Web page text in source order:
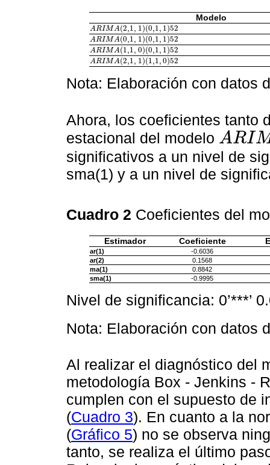
Modelo
ARIMA(2,1, 1)(0,1, 1)52
ARIMA(2,1,1)(0,1, 1)52
ARIMA(0,1, 1)(0,1, 1)52
ARIMA(0,1,1)(0,1, 1)52
ARIMA(1,1, 0)(0,1, 1)52
ARIMA(1,1, 0)(0,1, 1)52
ARIMA(2,1, 1)(1,1,0)52
ARIMA(2,1,1)(1,1, 0) 52
Nota: Elaboración con datos
Ahora, los coeficientes tanto
estacional del modelo ARI
ARIMA(2,1,1)(
significativos a un nivel de
sma(1) y a un nivel de
Cuadro 2 Coeficientes del
Estimador Coeficiente
ar(1)
-0.6036
ar(2)
0.1568
ma(1)
0.8842
sma(1)
-0.9995
Nivel de significancia: 0’***’
Nota: Elaboración con datos
Al realizar el diagnóstico del
metodología Box - Jenkins -
cumplen con el supuesto de
(Cuadro 3). En cuanto a la
(Gráfico 5) no se observa
tanto, se realiza el último